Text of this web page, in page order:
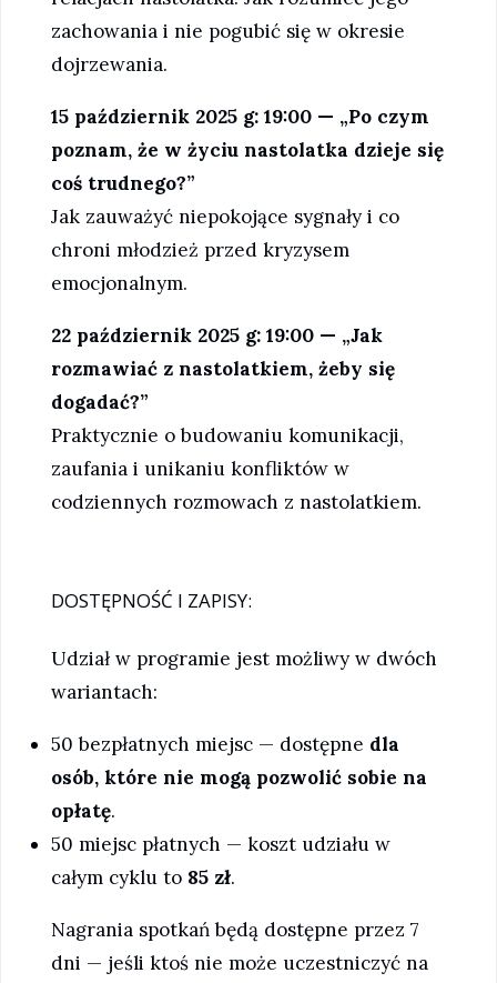
zachowania i nie pogubić się w okresie
dojrzewania.
15 październik 2025 g: 19:00 — „Po czym
poznam, że w życiu nastolatka dzieje się
coś trudnego?”
Jak zauważyć niepokojące sygnały i co
chroni młodzież przed kryzysem
emocjonalnym.
22 październik 2025 g: 19:00 — „Jak
rozmawiać z nastolatkiem, żeby się
dogadać?”
Praktycznie o budowaniu komunikacji,
zaufania i unikaniu konfliktów w
codziennych rozmowach z nastolatkiem.
DOSTĘPNOŚĆ I ZAPISY:
Udział w programie jest możliwy w dwóch
wariantach:
50 bezpłatnych miejsc — dostępne dla
osób, które nie mogą pozwolić sobie na
opłatę.
50 miejsc płatnych — koszt udziału w
całym cyklu to85 zł.
Nagrania spotkań będą dostępne przez 7
dni — jeśli ktoś nie może uczestniczyć na